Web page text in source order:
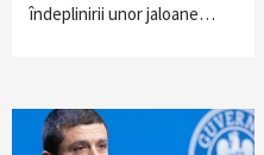
îndeplinirii unor jaloane…